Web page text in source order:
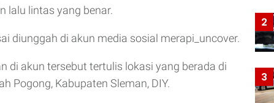
lalu lintas yang benar.
diunggah di akun media sosial merapi_uncover.
di akun tersebut tertulis lokasi yang berada di
Pogong, Kabupaten Sleman, DIY.
2
3